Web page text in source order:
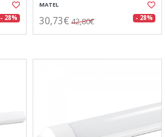
- 28%
MATEL
30,73€ 42,80€ - 28%